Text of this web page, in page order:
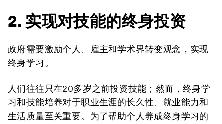
2. 实现对技能的终身投资
政府需要激励个人、雇主和学术界转变观念，实现
终身学习。
人们往往只在20多岁之前投资技能；然而，终身学
习和技能培养对于职业生涯的长久性、就业能力和
生活质量至关重要。为了帮助个人养成终身学习的